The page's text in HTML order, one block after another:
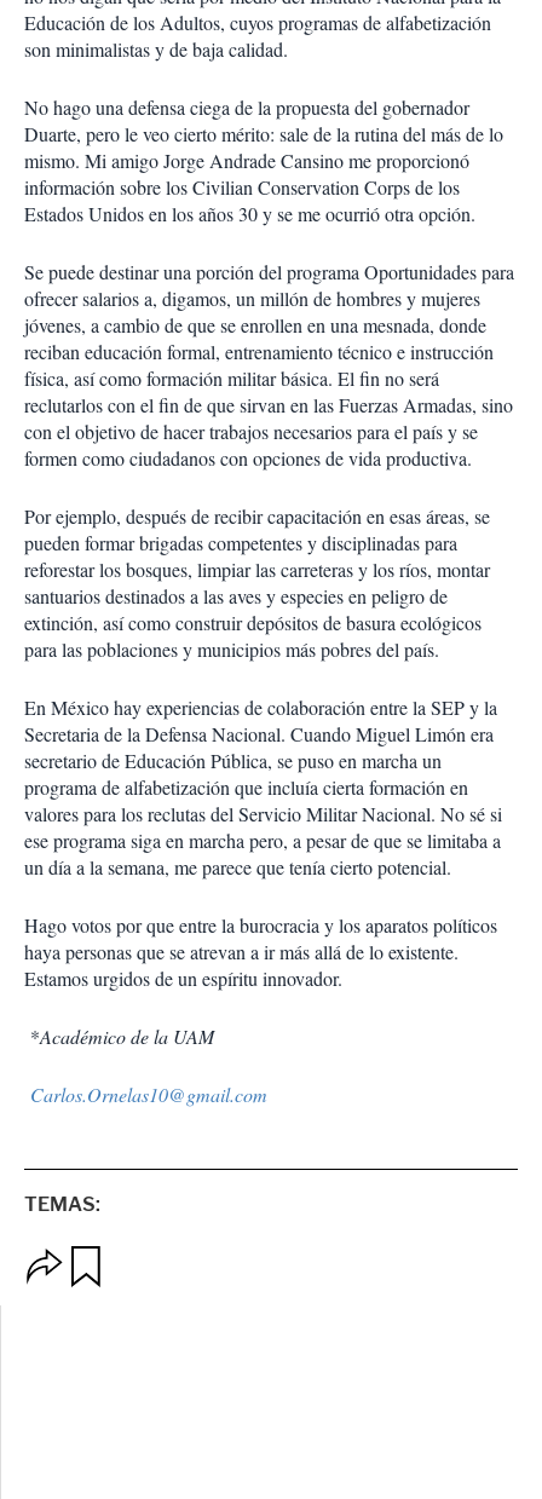
Educación de los Adultos, cuyos programas de alfabetización
son minimalistas y de baja calidad.
No hago una defensa ciega de la propuesta del gobernador
Duarte, pero le veo cierto mérito: sale de la rutina del más de lo
mismo. Mi amigo Jorge Andrade Cansino me proporcionó
información sobre los Civilian Conservation Corps de los
Estados Unidos en los años 30 y se me ocurrió otra opción.
Se puede destinar una porción del programa Oportunidades para
ofrecer salarios a, digamos, un millón de hombres y mujeres
jóvenes, a cambio de que se enrollen en una mesnada, donde
reciban educación formal, entrenamiento técnico e instrucción
física, así como formación militar básica. El fin no será
reclutarlos con el fin de que sirvan en las Fuerzas Armadas, sino
con el objetivo de hacer trabajos necesarios para el país y se
formen como ciudadanos con opciones de vida productiva.
Por ejemplo, después de recibir capacitación en esas áreas, se
pueden formar brigadas competentes y disciplinadas para
reforestar los bosques, limpiar las carreteras y los ríos, montar
santuarios destinados a las aves y especies en peligro de
extinción, así como construir depósitos de basura ecológicos
para las poblaciones y municipios más pobres del país.
En México hay experiencias de colaboración entre la SEP y la
Secretaria de la Defensa Nacional. Cuando Miguel Limón era
secretario de Educación Pública, se puso en marcha un
programa de alfabetización que incluía cierta formación en
valores para los reclutas del Servicio Militar Nacional. No sé si
ese programa siga en marcha pero, a pesar de que se limitaba a
un día a la semana, me parece que tenía cierto potencial.
Hago votos por que entre la burocracia y los aparatos políticos
haya personas que se atrevan a ir más allá de lo existente.
Estamos urgidos de un espíritu innovador.
*Académico de la UAM
Carlos.Ornelas10@gmail.com
TEMAS:
p